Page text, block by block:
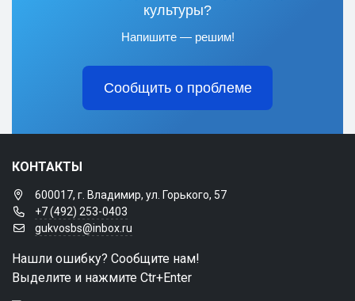
культуры?
Напишите — решим!
Сообщить о проблеме
КОНТАКТЫ
600017, г. Владимир, ул. Горького, 57
+7 (492) 253-0403
gukvosbs@inbox.ru
Нашли ошибку? Сообщите нам!
Выделите и нажмите Ctr+Enter